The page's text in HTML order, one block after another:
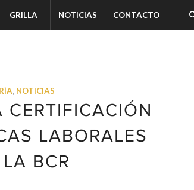
GRILLA NOTICIAS CONTACTO
, NOTICIAS
CERTIFICACIÓN
LABORALES
BCR